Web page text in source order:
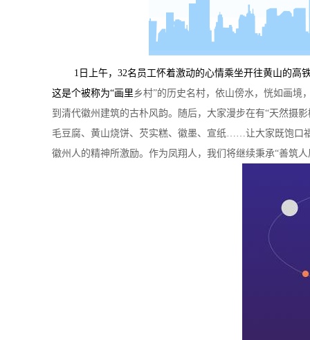
1 日上午，32名员工怀着激动的心情乘坐开往黄山的
这是个被称为“画里 乡村”的历史名村，依山傍水，恍如画境
到清代徽州建筑的古朴风韵。随后，大家漫步在有“天然摄
毛豆腐、黄山烧饼、芡实糕、徽墨、宣纸……让大家既饱口
徽州人的精神所激励。作为凤翔人，我们将继续秉承“善筑